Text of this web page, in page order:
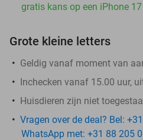
gratis kans op een iPhone
Grote kleine letters
Geldig vanaf moment van
Inchecken vanaf 15.00 uur,
Huisdieren zijn niet
Vragen over de deal? Bel:
WhatsApp met: +31 88 205